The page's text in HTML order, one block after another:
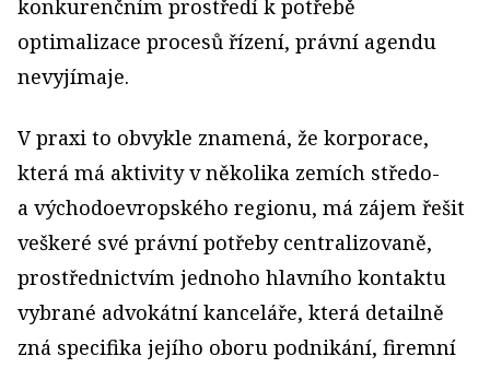
konkurenčním prostředí k potřebě
optimalizace procesů řízení, právní agendu
nevyjímaje.
V praxi to obvykle znamená, že korporace,
která má aktivity v několika zemích středo-
a východoevropského regionu, má zájem řešit
veškeré své právní potřeby centralizovaně,
prostřednictvím jednoho hlavního kontaktu
vybrané advokátní kanceláře, která detailně
zná specifika jejího oboru podnikání, firemní